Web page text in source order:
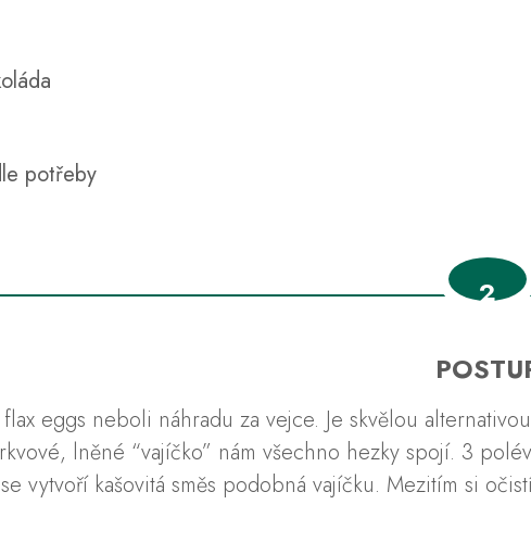
potřeby
2
eggs neboli náhradu za vejce. Je skvělou
lněné “vajíčko” nám všechno hezky spojí. 3
vytvoří kašovitá směs podobná vajíčku. Mezitím si